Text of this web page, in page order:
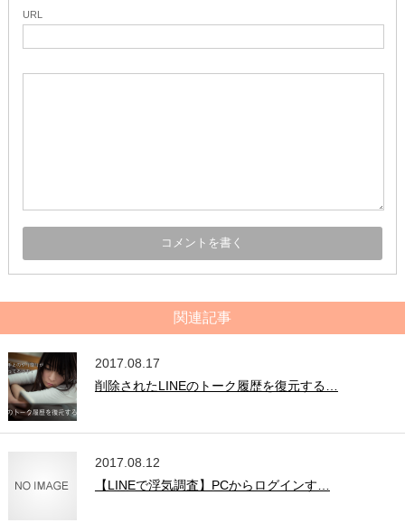
URL
関連記事
2017.08.17
削除されたLINEのトーク履歴を復元する…
2017.08.12
【LINEで浮気調査】PCからログインす…